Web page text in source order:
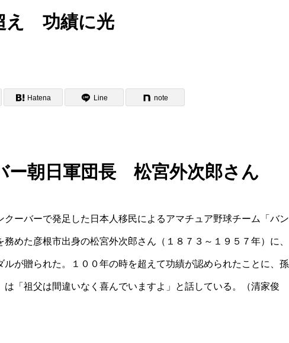
え 功績に光
Hatena Line note
ー朝日軍団長 松宮外次郎さん
ーバーで発足した日本人移民によるアマチュア野球チーム「バン
めた彦根市出身の松宮外次郎さん（１８７３～１９５７年）に、
ルが贈られた。１００年の時を超えて功績が認められたことに、孫
は「祖父は間違いなく喜んでいますよ」と話している。（清家俊